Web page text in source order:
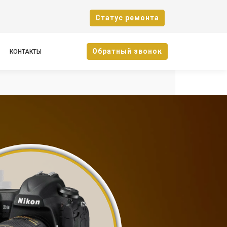
Cтатус ремонта
КОНТАКТЫ Oбратный звонок